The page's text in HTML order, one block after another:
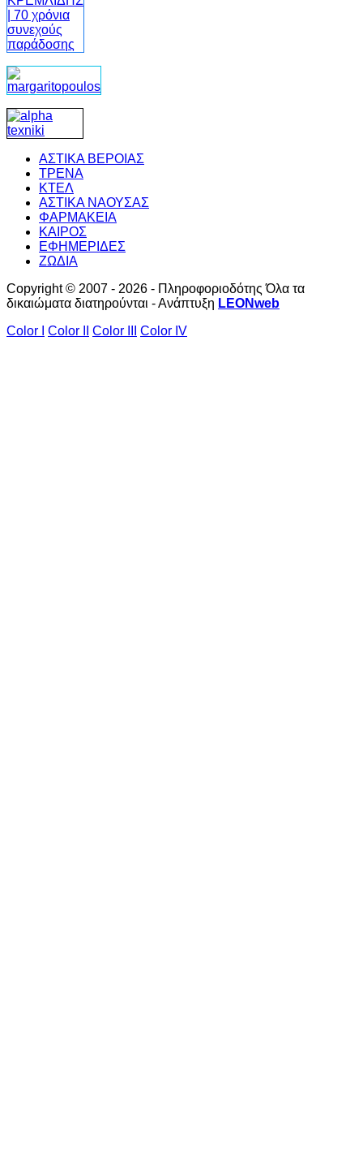
ΑΣΤΙΚΑ ΒΕΡΟΙΑΣ
ΤΡΕΝΑ
ΚΤΕΛ
ΑΣΤΙΚΑ ΝΑΟΥΣΑΣ
ΦΑΡΜΑΚΕΙΑ
ΚΑΙΡΟΣ
ΕΦΗΜΕΡΙΔΕΣ
ΖΩΔΙΑ
Copyright © 2007 - 2026 - Πληροφοριοδότης Όλα τα
δικαιώματα διατηρούνται - Ανάπτυξη LEONweb
Color I
Color II Color III Color IV